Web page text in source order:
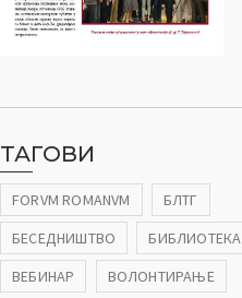
ТАГОВИ
FORVM ROMANVM
БЛТГ
БЕСЕДНИШТВО
БИБЛИОТЕКА
ВЕБИНАР
ВОЛОНТИРАЊЕ